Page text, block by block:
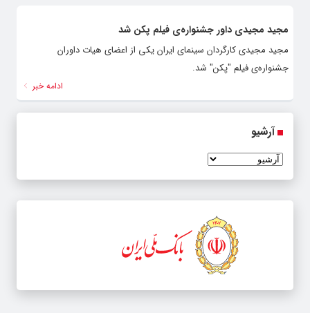
مجید مجیدی داور جشنواره‌ی فیلم پکن شد
مجید مجیدی کارگردان سینمای ایران یکی از اعضای هیات داوران
جشنواره‌ی فیلم "پکن" شد.
ادامه خبر
آرشیو